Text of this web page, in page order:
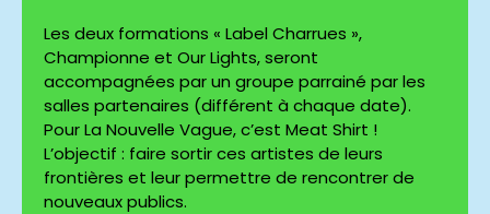
Les deux formations « Label Charrues »,
Championne et Our Lights, seront
accompagnées par un groupe parrainé par les
salles partenaires (différent à chaque date).
Pour La Nouvelle Vague, c’est Meat Shirt !
L’objectif : faire sortir ces artistes de leurs
frontières et leur permettre de rencontrer de
nouveaux publics.